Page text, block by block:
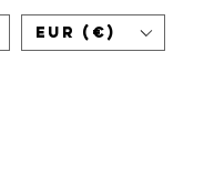
EUR (€)